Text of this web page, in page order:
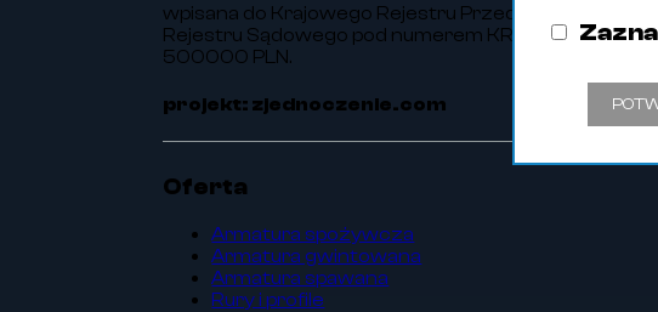
wpisana do Krajowego Rejestru Przedsiębiorców
Rejestru Sądowego pod numerem KRS
500000 PLN.
projekt: zjednoczenie.com
Oferta
Armatura spożywcza
Armatura gwintowana
Armatura spawana
Rury i profile